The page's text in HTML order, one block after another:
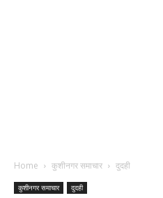
Home कुशीनगर समाचार दुदही
कुशीनगर समाचार दुदही